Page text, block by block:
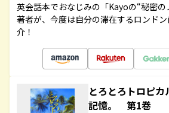
英会話本でおなじみの「Kayoの“秘密の
著者が、今度は自分の滞在するロンド
介！
とろとろトロピ
記憶。 第1巻